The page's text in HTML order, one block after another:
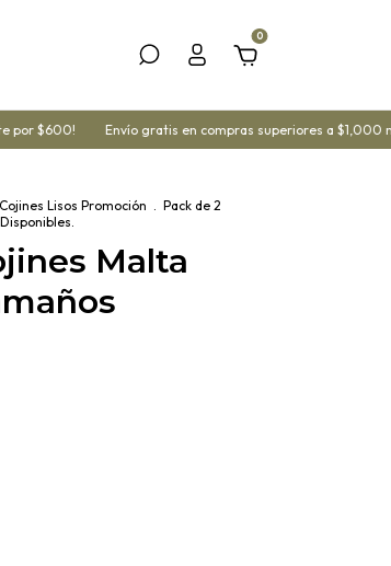
0
$600! Envío gratis en compras superiores a $1,000 mx
Cojines Lisos Promoción . Pack de 2
Malta